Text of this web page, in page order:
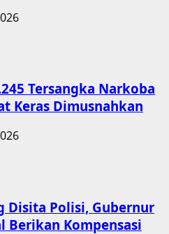
Tersangka Narkoba
Keras Dimusnahkan
Disita Polisi, Gubernur
Berikan Kompensasi